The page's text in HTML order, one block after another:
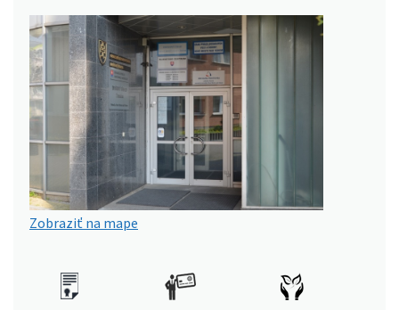
Zobraziť na mape